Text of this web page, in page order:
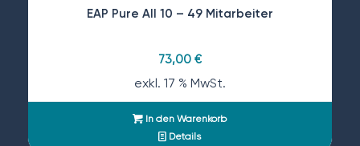
EAP Pure All 10 – 49 Mitarbeiter
73,00 €
exkl. 17 % MwSt.
In den Warenkorb
Details